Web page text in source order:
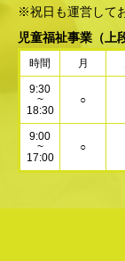
※祝日も運営して
児童福祉事業 （
時間 月
9:30
~
18:30
○
9:00
~
17:00
○